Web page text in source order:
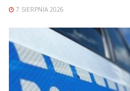
7 SIERPNIA 2026